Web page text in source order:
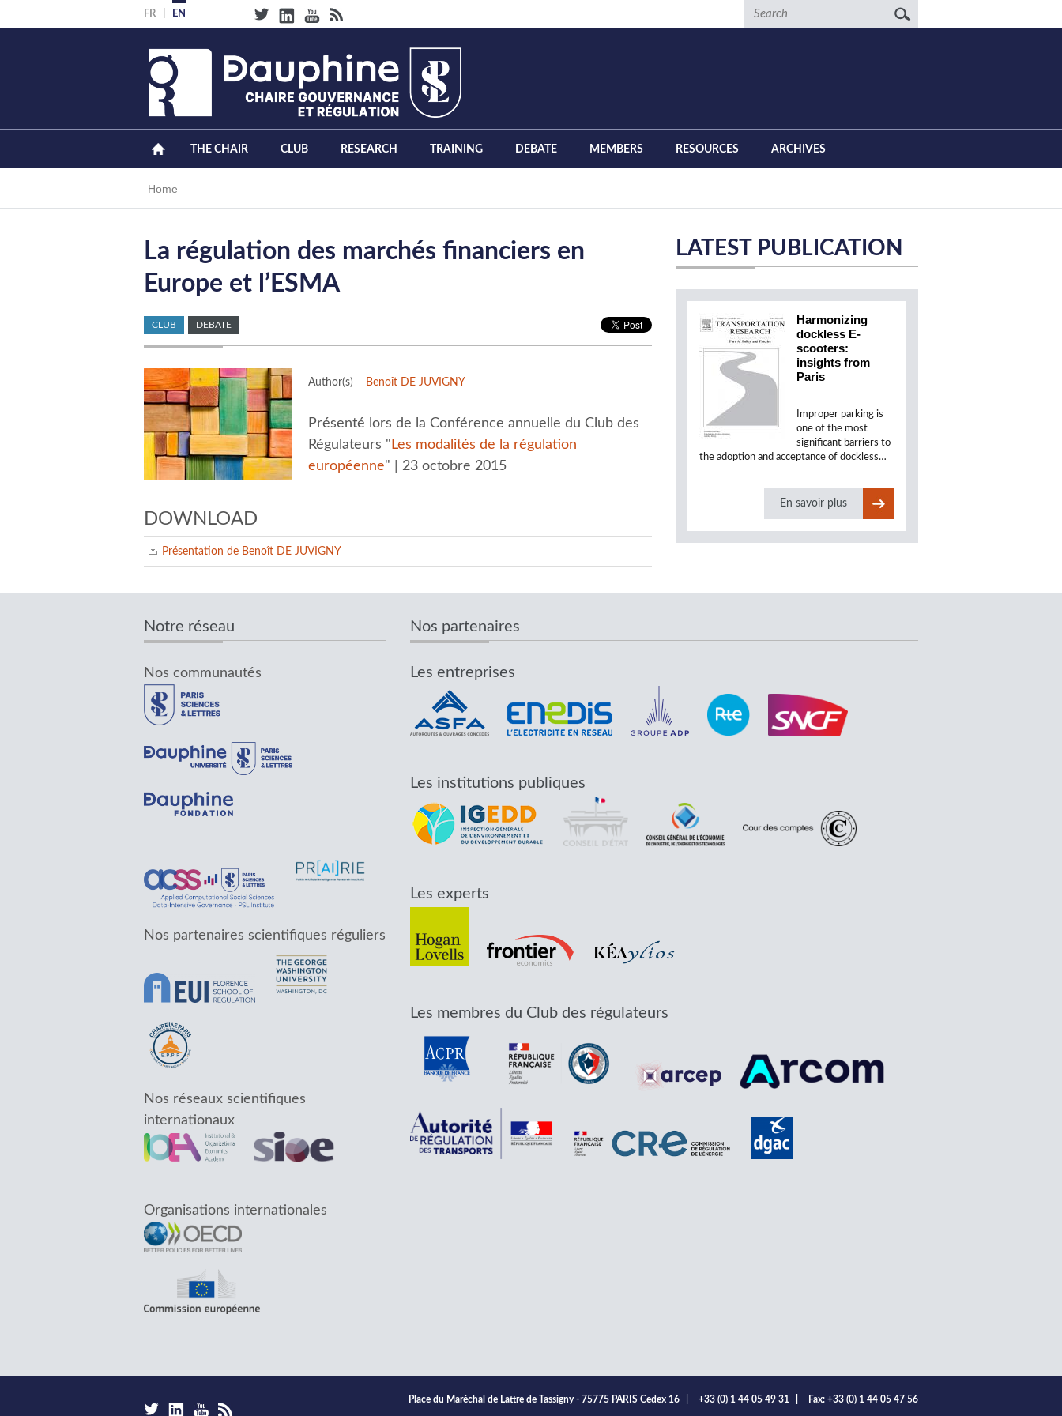
to
FR EN Search
THE CHAIR CLUB RESEARCH TRAINING DEBATE MEMBERS RESOURCES ARCHIVES
Breadcrumb
Home
La régulation des marchés financiers en
Europe et l’ESMA
CLUB DEBATE
Author(s) Benoît DE JUVIGNY
Présenté lors de la Conférence annuelle du Club des
Régulateurs " Les modalités de la régulation
européenne" | 23 octobre 2015
DOWNLOAD
Présentation de Benoît DE JUVIGNY
LATEST PUBLICATION
Harmonizing
dockless E-
scooters:
insights from
Paris
Improper parking is
one of the most
significant barriers to
the adoption and acceptance of dockless…
En savoir plus
Notre réseau
Nos communautés
Nos partenaires scientifiques réguliers
Nos réseaux scientifiques
internationaux
Organisations internationales
Nos partenaires
Les entreprises
Les institutions publiques
Les experts
Les membres du Club des régulateurs
Place du Maréchal de Lattre de Tassigny - 75775 PARIS Cedex 16 +33 (0) 1 44 05 49 31 Fax: +33 (0) 1 44 05 47 56